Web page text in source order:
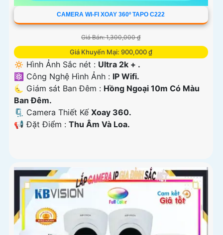
CAMERA WI-FI XOAY 360º TAPO C222
Giá Bán: 1,300,000 ₫
Giá Khuyến Mại: 900,000 ₫
🔅 Hình Ảnh Sắc nét : Ultra 2k + .
⚛️ Công Nghệ Hình Ảnh : IP Wifi.
🌜 Giám sát Ban Đêm : Hồng Ngoại 10m Có Màu
Ban Ðêm.
🗜️ Camera Thiết Kế Xoay 360.
️📢 Đặt Điểm : Thu Âm Và Loa.